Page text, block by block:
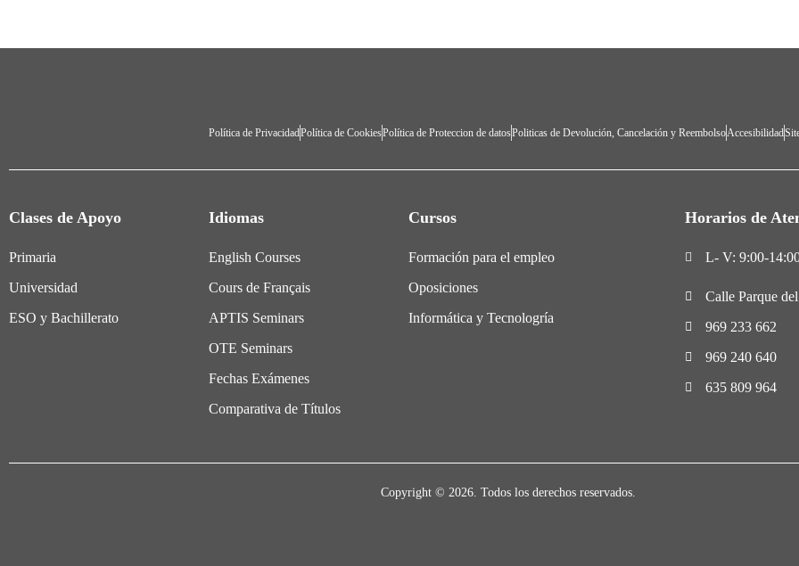
Política de PrivacidadPolítica de CookiesPolítica de Proteccion de datosPoliticas de Devolución, Cancelación y ReembolsoAccesibilidad
Clases de Apoyo
Primaria
Universidad
ESO y Bachillerato
Idiomas
English Courses
Cours de Français
APTIS Seminars
OTE Seminars
Fechas Exámenes
Comparativa de Títulos
Cursos
Formación para el empleo
Oposiciones
Informática y Tecnologría
Horarios de
L- V: 9:00-
Calle Parque
969 233 662
969 240 640
635 809 964
Copyright © 2026. Todos los derechos reservados.